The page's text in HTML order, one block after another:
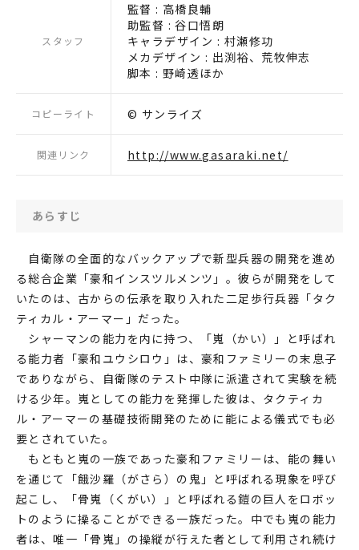
スタッフ
監督 : 高橋良輔
助監督 : 谷口悟朗
キャラデザイン : 村瀬修功
メカデザイン : 出渕裕、荒牧伸志
脚本 : 野崎透ほか
コピーライト © サンライズ
関連リンク http://www.gasaraki.net/
あらすじ
自衛隊の全面的なバックアップで新型兵器の開発を進め
る総合企業「豪和インスツルメンツ」。彼らが開発をして
いたのは、古からの伝承を取り入れた二足歩行兵器「タク
ティカル・アーマー」だった。
シャーマンの能力を内に持つ、「嵬（かい）」と呼ばれ
る能力者「豪和ユウシロウ」は、豪和ファミリーの末息子
でありながら、自衛隊のテスト中隊に派遣されて実験を続
ける少年。嵬としての能力を発揮した彼は、タクティカ
ル・アーマーの基礎技術開発のために能による儀式でも必
要とされていた。
もともと嵬の一族であった豪和ファミリーは、能の舞い
を通じて「餓沙羅（がさら）の鬼」と呼ばれる現象を呼び
起こし、「骨嵬（くがい）」と呼ばれる鎧の巨人をロボッ
トのように操ることができる一族だった。中でも嵬の能力
者は、唯一「骨嵬」の操縦が行えた者として利用され続け